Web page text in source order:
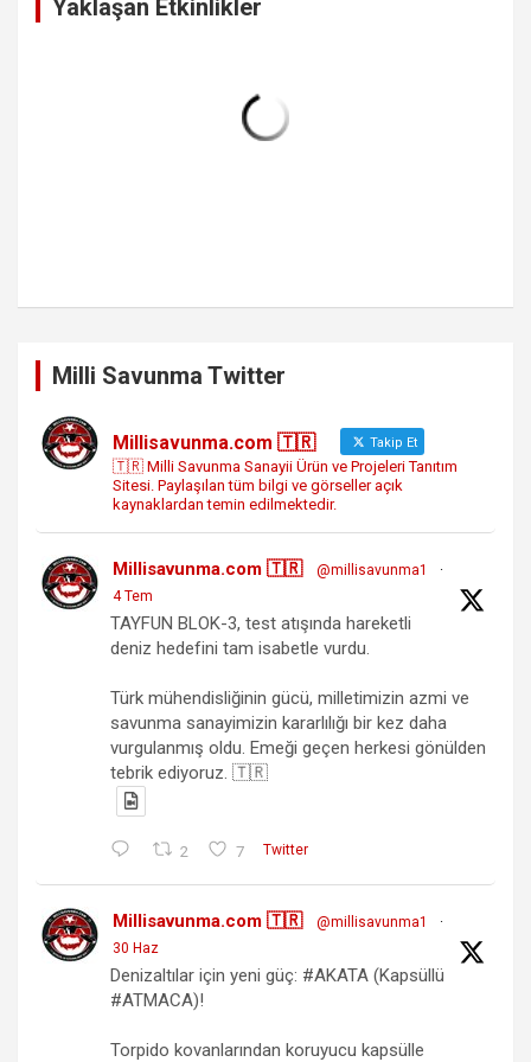
Yaklaşan Etkinlikler
Milli Savunma Twitter
Millisavunma.com 🇹🇷 Takip Et
🇹🇷 Milli Savunma Sanayii Ürün ve Projeleri Tanıtım
Sitesi. Paylaşılan tüm bilgi ve görseller açık
kaynaklardan temin edilmektedir.
Millisavunma.com 🇹🇷 @millisavunma1
·
4 Tem
TAYFUN BLOK-3, test atışında hareketli
deniz hedefini tam isabetle vurdu.
Türk mühendisliğinin gücü, milletimizin azmi ve
savunma sanayimizin kararlılığı bir kez daha
vurgulanmış oldu. Emeği geçen herkesi gönülden
tebrik ediyoruz. 🇹🇷
2 7 Twitter
Millisavunma.com 🇹🇷 @millisavunma1
·
30 Haz
Denizaltılar için yeni güç: #AKATA (Kapsüllü
#ATMACA)!
Torpido kovanlarından koruyucu kapsülle